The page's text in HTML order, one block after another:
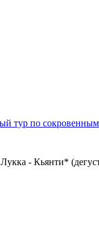
тур по
- Кьянти*